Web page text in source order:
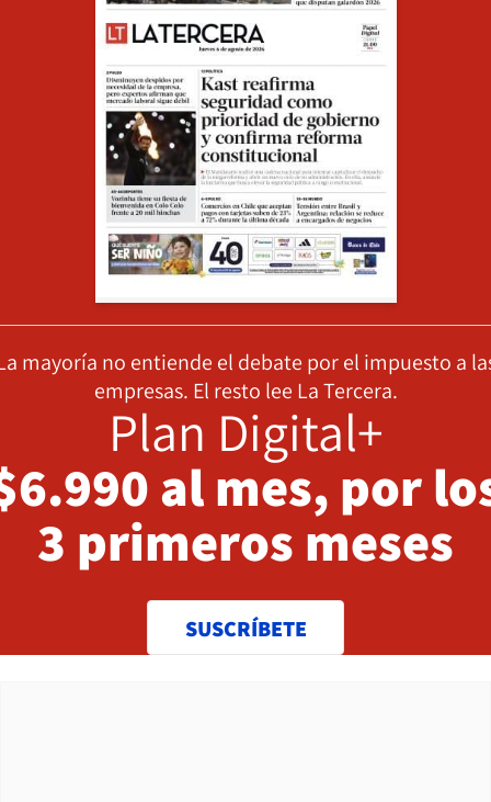
mayoría no entiende el debate por el impuesto a
empresas. El resto lee La Tercera.
Plan Digital+
al mes, por
3 primeros meses
SUSCRÍBETE